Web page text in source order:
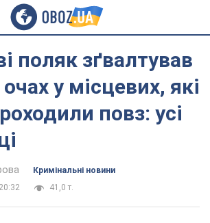
поляк зґвалтував
у місцевих, які
повз: усі
Кримінальні новини
41,0 т.